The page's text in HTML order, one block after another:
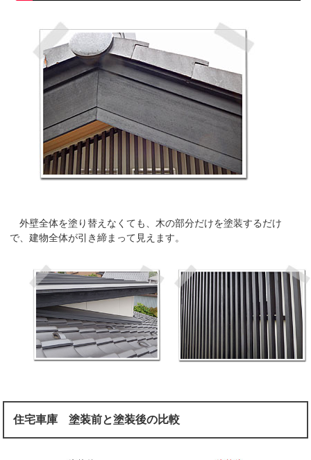
外壁全体を塗り替えなくても、木の部分だけを塗装するだけ
で、建物全体が引き締まって見えます。
住宅車庫 塗装前と塗装後の比較